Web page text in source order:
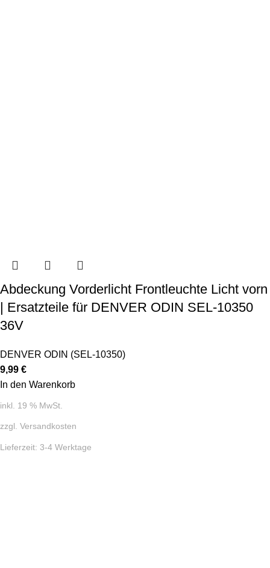
Abdeckung Vorderlicht Frontleuchte Licht vorn
| Ersatzteile für DENVER ODIN SEL-10350
36V
DENVER ODIN (SEL-10350)
9,99 €
In den Warenkorb
inkl. 19 % MwSt.
zzgl. Versandkosten
Lieferzeit: 3-4 Werktage